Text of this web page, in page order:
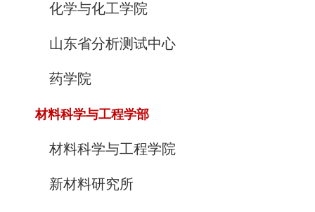
化学与化工学院
山东省分析测试中心
药学院
材料科学与工程学部
材料科学与工程学院
新材料研究所